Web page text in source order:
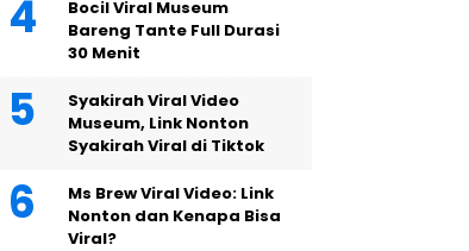
Bocil Viral Museum
Bareng Tante Full Durasi
30 Menit
Syakirah Viral Video
Museum, Link Nonton
Syakirah Viral di Tiktok
Ms Brew Viral Video: Link
Nonton dan Kenapa Bisa
Viral?